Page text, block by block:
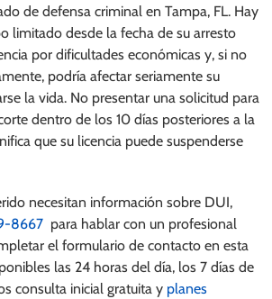
de defensa criminal en Tampa, FL. Hay
limitado desde la fecha de su arresto
por dificultades económicas y, si no
podría afectar seriamente su
la vida. No presentar una solicitud para
dentro de los 10 días posteriores a la
que su licencia puede suspenderse
necesitan información sobre DUI,
8667 para hablar con un profesional
el formulario de contacto en esta
las 24 horas del día, los 7 días de
consulta inicial gratuita y planes